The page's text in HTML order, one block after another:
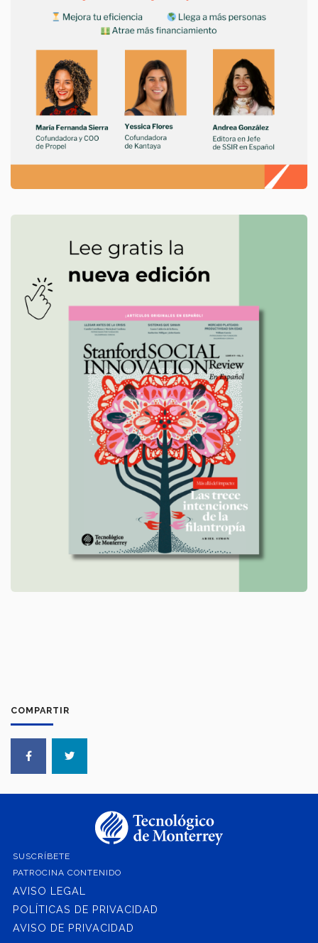
COMPARTIR
SUSCRÍBETE
PATROCINA CONTENIDO
AVISO LEGAL
POLÍTICAS DE PRIVACIDAD
AVISO DE PRIVACIDAD